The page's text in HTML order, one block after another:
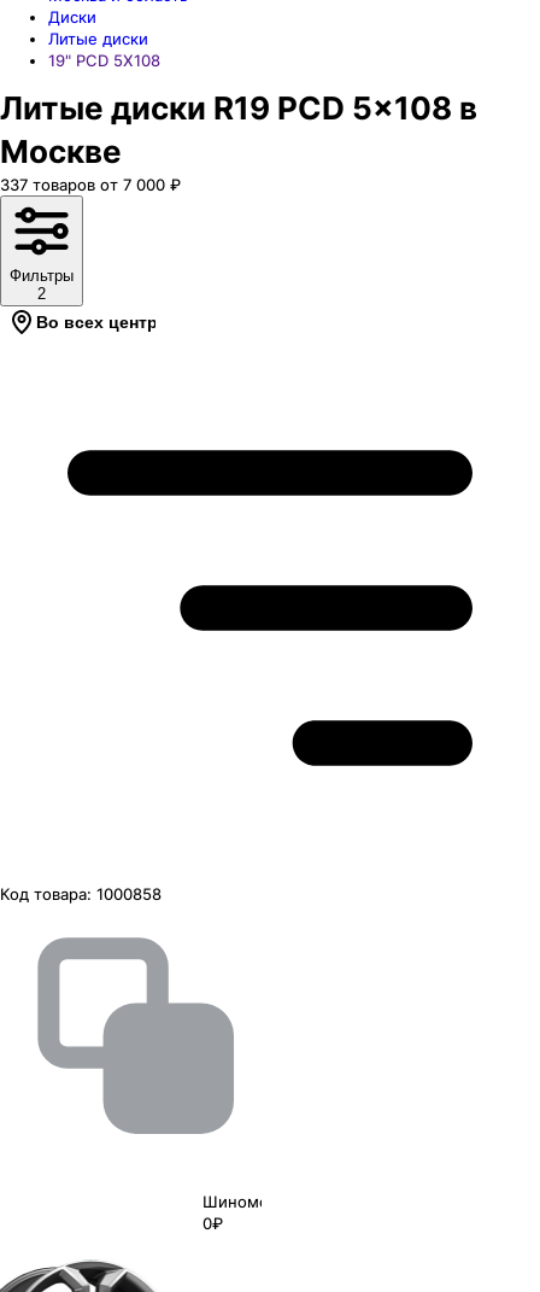
Диски
Литые диски
19" PCD 5X108
Литые диски R19 PCD 5x108 в
Москве
337 товаров от 7 000 ₽
Фильтры
2
Во всех центрах
Код товара: 1000858
Шиномонтаж
0₽